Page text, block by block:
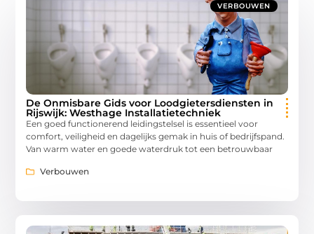
VERBOUWEN
De Onmisbare Gids voor Loodgietersdiensten in
Rijswijk: Westhage Installatietechniek
Een goed functionerend leidingstelsel is essentieel voor
comfort, veiligheid en dagelijks gemak in huis of bedrijfspand.
Van warm water en goede waterdruk tot een betrouwbaar
Verbouwen